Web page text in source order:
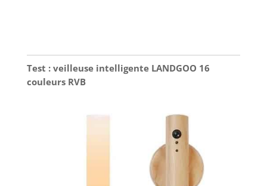
Test : veilleuse intelligente LANDGOO 16
couleurs RVB